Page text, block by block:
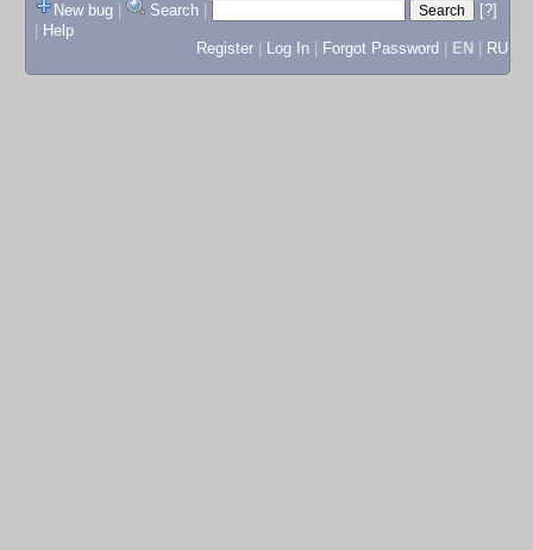
New bug
Search
[?]
Help
Register
Log In Forgot Password EN RU